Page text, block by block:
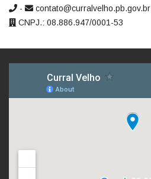
-
contato@curralvelho.pb.gov.br
CNPJ.: 08.886.947/0001-53